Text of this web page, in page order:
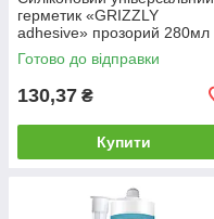
герметик «GRIZZLY
adhesive» прозорий 280мл
Готово до відправки
130,37 ₴
Купити